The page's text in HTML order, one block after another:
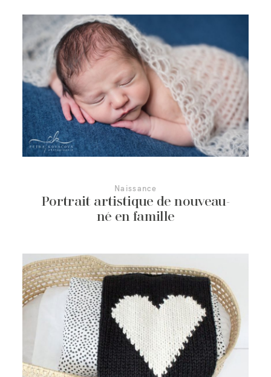
Naissance
Portrait artistique de nouveau-
né en famille